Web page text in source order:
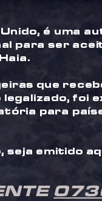
é uma
para ser
que
foi
para
emitido